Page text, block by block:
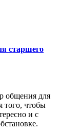
старшего
общения для
того, чтобы
и с